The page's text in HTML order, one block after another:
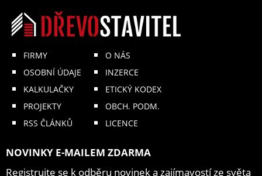
FIRMY
OSOBNÍ ÚDAJE
KALKULAČKY
PROJEKTY
RSS ČLÁNKŮ
O NÁS
INZERCE
ETICKÝ KODEX
OBCH. PODM.
LICENCE
NOVINKY E-MAILEM ZDARMA
Registrujte se k odběru novinek a zajímavostí ze světa